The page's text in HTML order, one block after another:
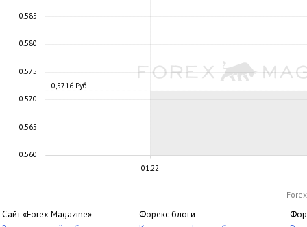
01:22
0,5716 Руб.
0.560
0.565
0.570
0.575
0.580
0.585
Сайт «Forex Magazine»
Форекс блоги